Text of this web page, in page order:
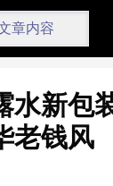
水新包
老钱风